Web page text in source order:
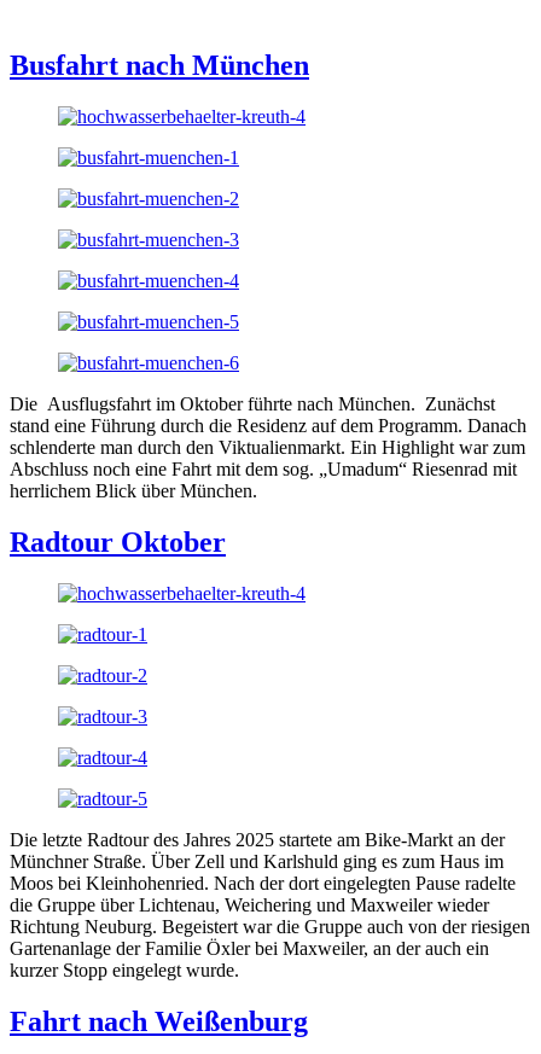
Busfahrt nach München
Die Ausflugsfahrt im Oktober führte nach München. Zunächst
stand eine Führung durch die Residenz auf dem Programm. Danach
schlenderte man durch den Viktualienmarkt. Ein Highlight war zum
Abschluss noch eine Fahrt mit dem sog. „Umadum“ Riesenrad mit
herrlichem Blick über München.
Radtour Oktober
Die letzte Radtour des Jahres 2025 startete am Bike-Markt an der
Münchner Straße. Über Zell und Karlshuld ging es zum Haus im
Moos bei Kleinhohenried. Nach der dort eingelegten Pause radelte
die Gruppe über Lichtenau, Weichering und Maxweiler wieder
Richtung Neuburg. Begeistert war die Gruppe auch von der riesigen
Gartenanlage der Familie Öxler bei Maxweiler, an der auch ein
kurzer Stopp eingelegt wurde.
Fahrt nach Weißenburg